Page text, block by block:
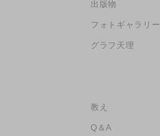
出版物
フォトギャラリー
グラフ天理
教え
Q＆A